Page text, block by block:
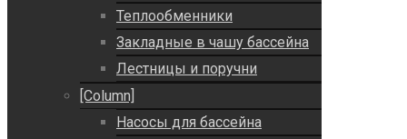
Теплообменники
Закладные в чашу бассейна
Лестницы и поручни
[Column]
Насосы для бассейна